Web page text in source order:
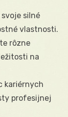
silné
vlastnosti.
rôzne
na
kariérnych
profesijnej